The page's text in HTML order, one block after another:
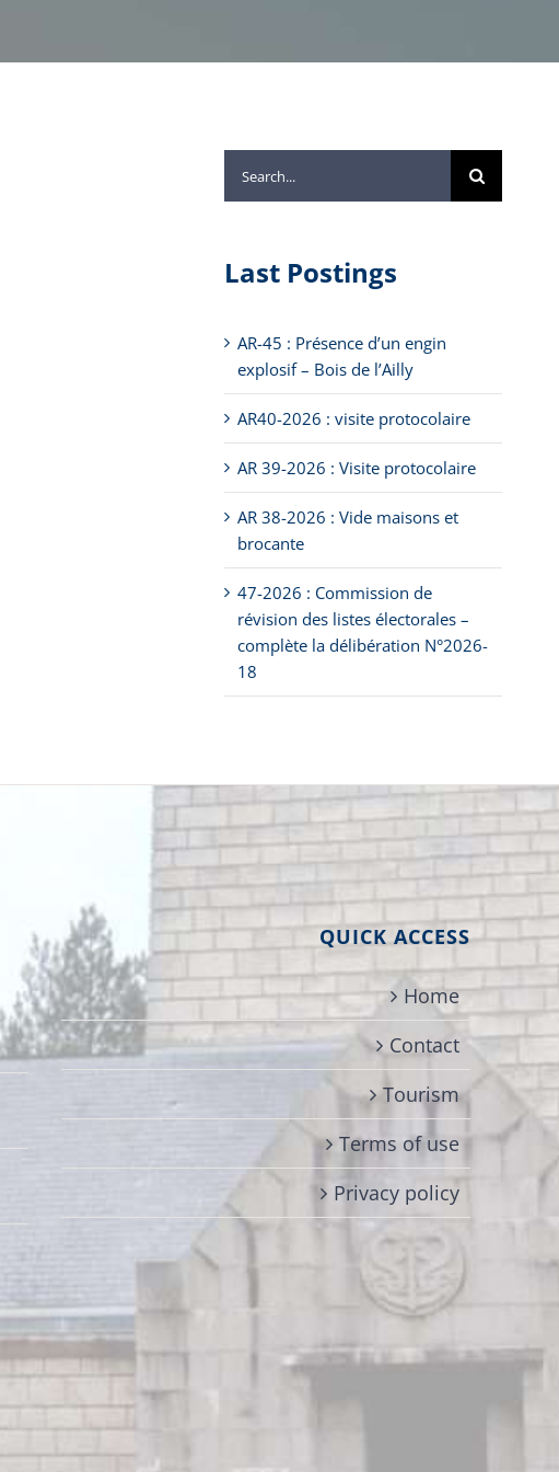
for:
Last Postings
AR-45 : Présence d’un engin
explosif – Bois de l’Ailly
AR40-2026 : visite protocolaire
AR 39-2026 : Visite protocolaire
AR 38-2026 : Vide maisons et
brocante
47-2026 : Commission de
révision des listes électorales –
complète la délibération N°2026-
18
QUICK ACCESS
Home
Contact
Tourism
Terms of use
Privacy policy